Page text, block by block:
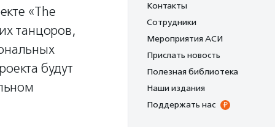
«The
танцоров,
будут
Контакты
Сотрудники
Мероприятия АСИ
Прислать новость
Полезная библиотека
Наши издания
Поддержать нас